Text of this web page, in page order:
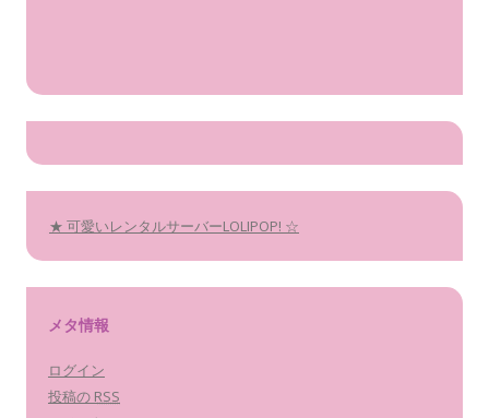
★ 可愛いレンタルサーバーLOLIPOP! ☆
メタ情報
ログイン
投稿の RSS